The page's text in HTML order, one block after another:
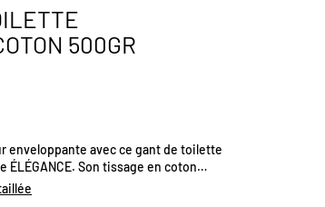
500GR
enveloppante avec ce gant de toilette
ÉLÉGANCE. Son tissage en coton
offre une absorption optimale et un
confort quotidien. Certifié Oeko-Tex® et